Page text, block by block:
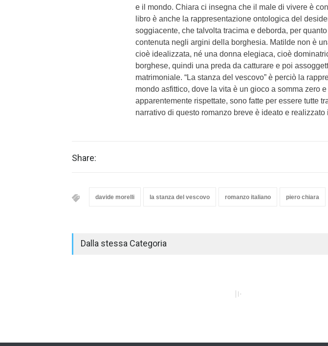
e il mondo. Chiara ci insegna che il male di vivere è
libro è anche la rappresentazione ontologica del
soggiacente, che talvolta tracima e deborda, per
contenuta negli argini della borghesia. Matilde non è
cioè idealizzata, né una donna elegiaca, cioè
borghese, quindi una preda da catturare e poi
matrimoniale. “La stanza del vescovo” è perciò la
mondo asfittico, dove la vita è un gioco a somma zero
apparentemente rispettate, sono fatte per essere tutte
narrativo di questo romanzo breve è ideato e realizzato
Share:
davide morelli la stanza del vescovo romanzo italiano piero chiara
Dalla stessa Categoria